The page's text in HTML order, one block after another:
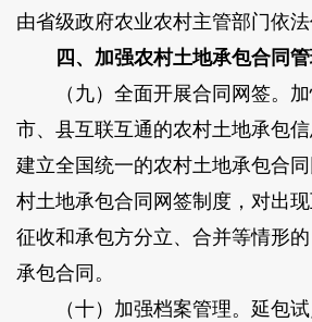
由省级政府农业农村主管部门依法
四、加强农村土地承包合同管
（九）全面开展合同网签。加
市、县互联互通的农村土地承包
建立全国统一的农村土地承包合
村土地承包合同网签制度，对出
征收和承包方分立、合并等情形
承包合同。
（十）加强档案管理。延包试